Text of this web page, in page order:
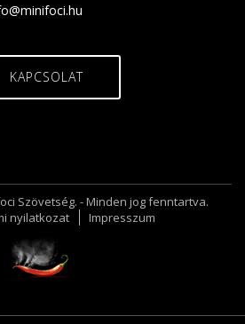
KAPCSOLAT
Szövetség. - Minden jog fenntartva.
nyilatkozat
Impresszum